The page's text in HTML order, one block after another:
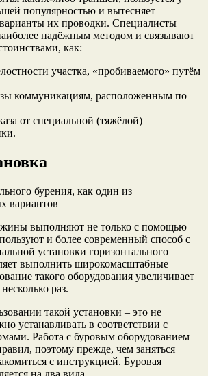
популярностью и вытесняет
их проводки. Специалисты
надёжным методом и связывают
как:
участка, «пробиваемого» путём
коммуникациям, расположенным по
от специальной (тяжёлой)
бурения, как один из
вариантов
выполняют не только с помощью
и более современный способ с
установки горизонтального
выполнить широкомасштабные
такого оборудования увеличивает
раз.
такой установки – это не
устанавливать в соответствии с
Работа с буровым оборудованием
поэтому прежде, чем заняться
с инструкцией. Буровая
на два вида.